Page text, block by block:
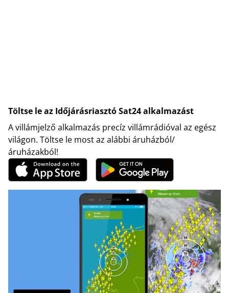
Töltse le az Időjárásriasztó Sat24 alkalmazást
A villámjelző alkalmazás precíz villámrádióval az egész
világon. Töltse le most az alábbi áruházból/
áruházakból!